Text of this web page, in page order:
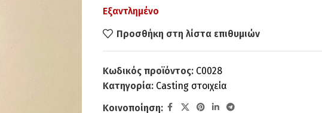
Εξαντλημένο
Προσθήκη στη λίστα επιθυμιών
Κωδικός προϊόντος: C0028
Κατηγορία: Casting στοιχεία
Κοινοποίηση: